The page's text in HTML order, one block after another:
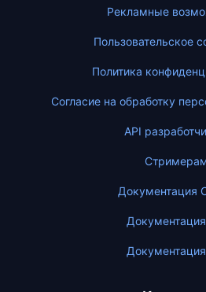
Рекламные
Пользовательское
Политика
Согласие на обработку
API
Документация